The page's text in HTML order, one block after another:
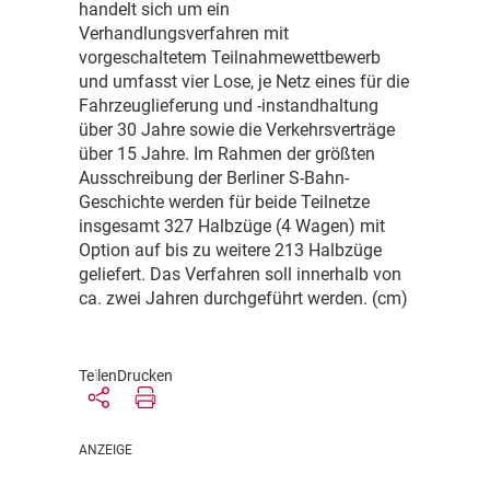
handelt sich um ein
Verhandlungsverfahren mit
vorgeschaltetem Teilnahmewettbewerb
und umfasst vier Lose, je Netz eines für die
Fahrzeuglieferung und -instandhaltung
über 30 Jahre sowie die Verkehrsverträge
über 15 Jahre. Im Rahmen der größten
Ausschreibung der Berliner S-Bahn-
Geschichte werden für beide Teilnetze
insgesamt 327 Halbzüge (4 Wagen) mit
Option auf bis zu weitere 213 Halbzüge
geliefert. Das Verfahren soll innerhalb von
ca. zwei Jahren durchgeführt werden. (cm)
TeilenDrucken